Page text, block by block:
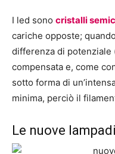
I led sono cristalli
cariche opposte;
differenza di
compensata e, come
sotto forma di
minima, perciò il
Le nuove